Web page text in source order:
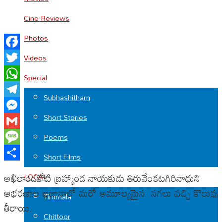
Cine Reviews
Photos
Videos
Special
Subhashitham
Short Stories
Poems
Short Films
LOCAL
Tirumala
Chittoor
Facebook
Twitter
WhatsApp
Telegram
Messenger
Gmail
Message
అఖిలాండకోటి బ్రహ్మాండ నాయకుడు తిరువేంకటగిరినాధుని
ఆభరణాల ఖజానాలో మరో అమూల్యమైన నగలు వచ్చి కొలువు
తీరాయి.